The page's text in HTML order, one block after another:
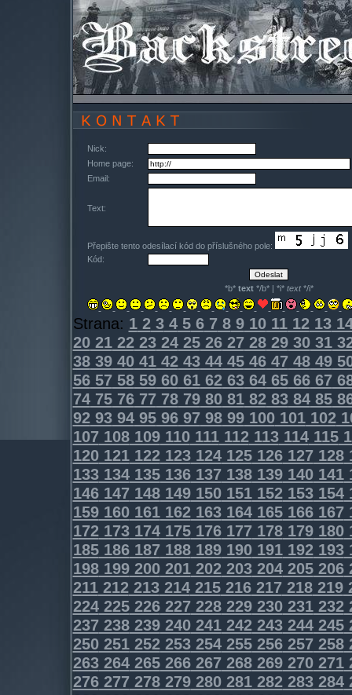
Nick:
Home page:
Email:
Text:
Přepište tento odesílací kód do příslušného pole:
Kód:
*b* text*/b* | *i* text*/i*
Strana: 12345678910111213
202122232425262728293031
383940414243444546474849
565758596061626364656667
747576777879808182838485
9293949596979899100101102
107108109110111112113114115
120121122123124125126127128
133134135136137138139140141
146147148149150151152153154
159160161162163164165166167
172173174175176177178179180
185186187188189190191192193
198199200201202203204205206
211212213214215216217218219
224225226227228229230231232
237238239240241242243244245
250251252253254255256257258
263264265266267268269270271
276277278279280281282283284